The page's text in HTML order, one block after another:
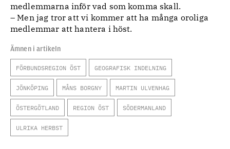
medlemmarna inför vad som komma skall.
– Men jag tror att vi kommer att ha många oroliga
medlemmar att hantera i höst.
Ämnen i artikeln
FÖRBUNDSREGION ÖST GEOGRAFISK INDELNING
JÖNKÖPING MÅNS BORGNY MARTIN ULVENHAG
ÖSTERGÖTLAND REGION ÖST SÖDERMANLAND
ULRIKA HERBST